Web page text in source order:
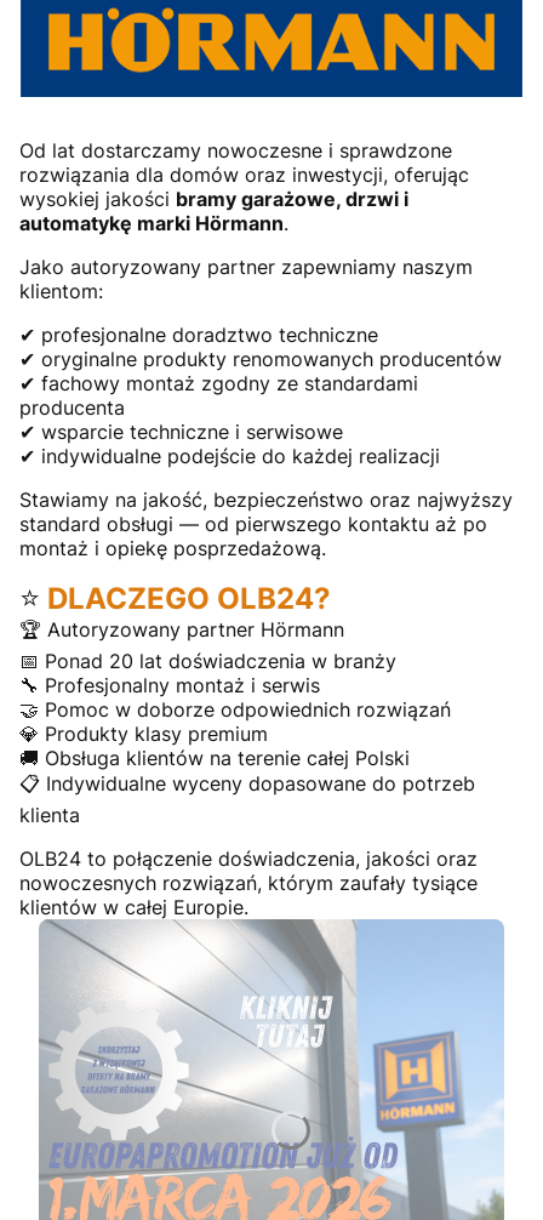
Od lat dostarczamy nowoczesne i sprawdzone
rozwiązania dla domów oraz inwestycji, oferując
wysokiej jakości bramy garażowe, drzwi i
automatykę marki Hörmann.
Jako autoryzowany partner zapewniamy naszym
klientom:
✔ profesjonalne doradztwo techniczne
✔ oryginalne produkty renomowanych producentów
✔ fachowy montaż zgodny ze standardami
producenta
✔ wsparcie techniczne i serwisowe
✔ indywidualne podejście do każdej realizacji
Stawiamy na jakość, bezpieczeństwo oraz najwyższy
standard obsługi — od pierwszego kontaktu aż po
montaż i opiekę posprzedażową.
⭐ DLACZEGO OLB24?
🏆 Autoryzowany partner Hörmann
📅 Ponad 20 lat doświadczenia w branży
🔧 Profesjonalny montaż i serwis
🤝 Pomoc w doborze odpowiednich rozwiązań
💎 Produkty klasy premium
🚚 Obsługa klientów na terenie całej Polski
📋 Indywidualne wyceny dopasowane do potrzeb
klienta
OLB24 to połączenie doświadczenia, jakości oraz
nowoczesnych rozwiązań, którym zaufały tysiące
klientów w całej Europie.